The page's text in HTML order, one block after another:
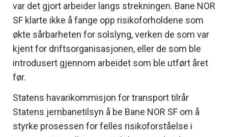
var det gjort arbeider langs strekningen. Bane NOR
SF klarte ikke å fange opp risikoforholdene som
økte sårbarheten for solslyng, verken de som var
kjent for driftsorganisasjonen, eller de som ble
introdusert gjennom arbeidet som ble utført året
før.
Statens havarikommisjon for transport tilrår
Statens jernbanetilsyn å be Bane NOR SF om å
styrke prosessen for felles risikoforståelse i